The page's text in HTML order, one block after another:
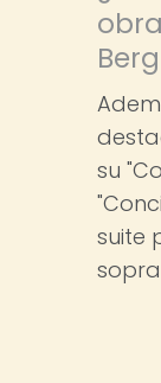
su
suite